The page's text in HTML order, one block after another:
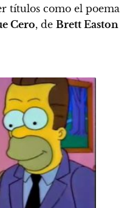
títulos como el poema
Cero, de Brett Easton